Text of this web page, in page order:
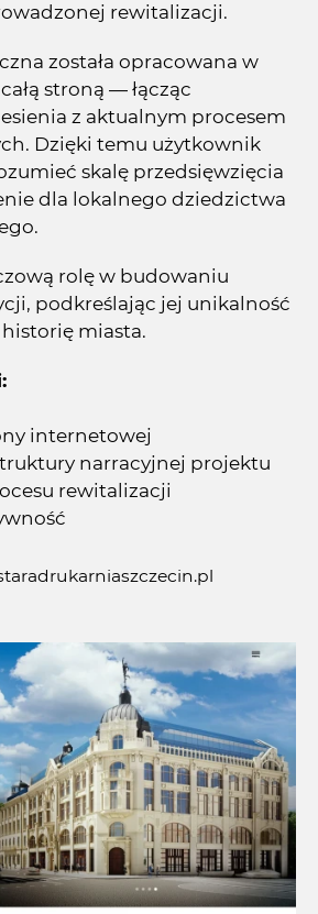
rewitalizacji.
została opracowana w
stroną — łącząc
z aktualnym procesem
Dzięki temu użytkownik
skalę przedsięwzięcia
dla lokalnego dziedzictwa
rolę w budowaniu
podkreślając jej unikalność
miasta.
internetowej
narracyjnej projektu
rewitalizacji